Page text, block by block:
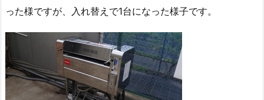
った様ですが、入れ替えで1台になった様子です。